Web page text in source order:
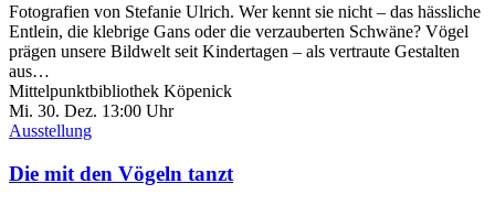
Fotografien von Stefanie Ulrich. Wer kennt sie nicht – das hässliche
Entlein, die klebrige Gans oder die verzauberten Schwäne? Vögel
prägen unsere Bildwelt seit Kindertagen – als vertraute Gestalten
aus…
Mittelpunktbibliothek Köpenick
Mi. 30. Dez. 13:00 Uhr
Ausstellung
Die mit den Vögeln tanzt